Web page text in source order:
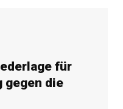
für
gegen die